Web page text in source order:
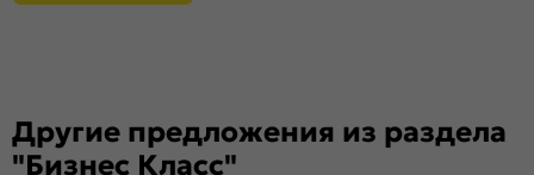
Другие предложения из раздела
"Бизнес Класс"